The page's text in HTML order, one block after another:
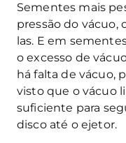
Sementes mais
pressão do vácuo,
las. E em
o excesso de
há falta de vácuo,
visto que o vácuo
suficiente para
disco até o ejetor.